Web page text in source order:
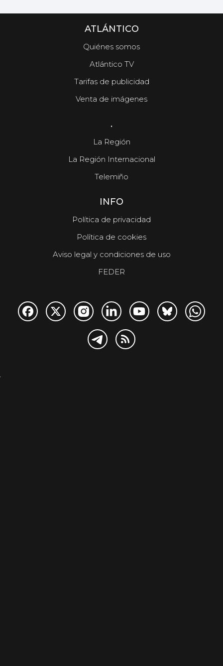
ATLÁNTICO
Quiénes somos
Atlántico TV
Tarifas de publicidad
Venta de imágenes
.
La Región
La Región Internacional
Telemiño
INFO
Política de privacidad
Política de cookies
Aviso legal y condiciones de uso
FEDER